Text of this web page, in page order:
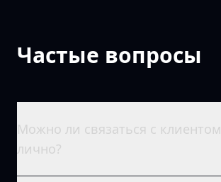
Частые вопросы
Можно ли связаться с клиентом
лично?